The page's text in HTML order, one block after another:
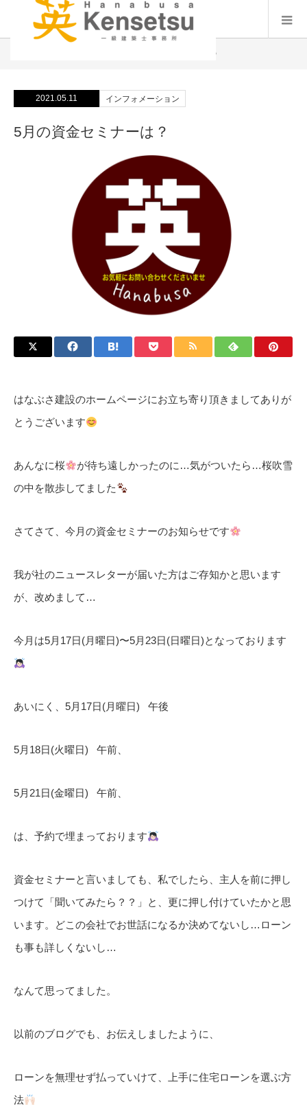
5月の資金セミナーは？
2021.05.11 インフォメーション
5月の資金セミナーは？
はなぶさ建設のホームページにお立ち寄り頂きましてありが
とうございます
あんなに桜
が待ち遠しかったのに…気がついたら…桜吹雪
の中を散歩してました
さてさて、今月の資金セミナーのお知らせです
我が社のニュースレターが届いた方はご存知かと思います
が、改めまして…
今月は5月17日(月曜日)〜5月23日(日曜日)となっております
あいにく、5月17日(月曜日) 午後
5月18日(火曜日) 午前、
5月21日(金曜日) 午前、
は、予約で埋まっております
資金セミナーと言いましても、私でしたら、主人を前に押し
つけて「聞いてみたら？？」と、更に押し付けていたかと思
います。どこの会社でお世話になるか決めてないし…ローン
も事も詳しくないし…
なんて思ってました。
以前のブログでも、お伝えしましたように、
ローンを無理せず払っていけて、上手に住宅ローンを選ぶ方
法